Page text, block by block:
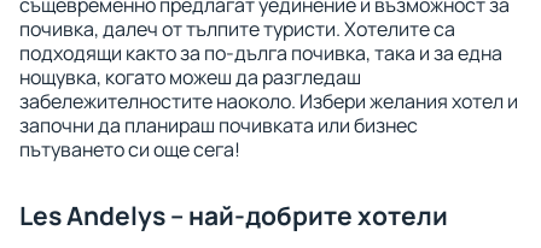
почивка, далеч от тълпите туристи. Хотелите са
подходящи както за по-дълга почивка, така и за една
нощувка, когато можеш да разгледаш
забележителностите наоколо. Избери желания хотел и
започни да планираш почивката или бизнес
пътуването си още сега!
Les Andelys – най-добрите хотели